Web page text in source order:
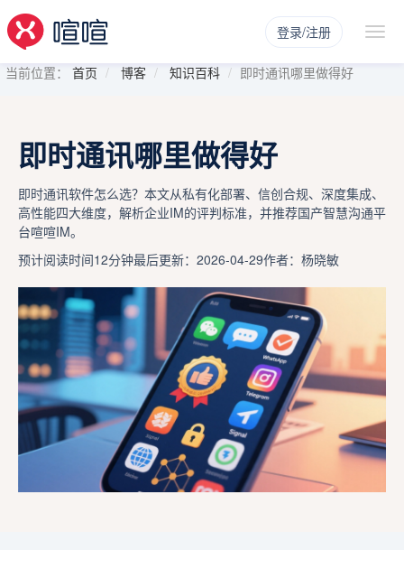
登录/注册
当前位置： 首页 博客 知识百科 即时通讯哪里做得好
即时通讯哪里做得好
即时通讯软件怎么选？本文从私有化部署、信创合规、深度集成、
高性能四大维度，解析企业IM的评判标准，并推荐国产智慧沟通平
台喧喧IM。
预计阅读时间12分钟最后更新：2026-04-29作者：杨晓敏